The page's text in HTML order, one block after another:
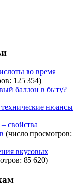
во время
125 354)
баллон в быту?
технические нюансы
свойства
(число просмотров:
вкусовых
85 620)